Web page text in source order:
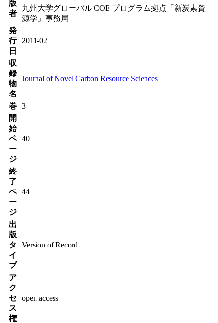
版
者
九州大学グローバル COE プログラム拠点「新炭素資
源学」事務局
発
行
日
2011-02
収
録
物
名
Journal of Novel Carbon Resource Sciences
巻
3
開
始
ペ
ー
ジ
40
終
了
ペ
ー
ジ
44
出
版
タ
イ
プ
Version of Record
ア
ク
セ
ス
権
open access